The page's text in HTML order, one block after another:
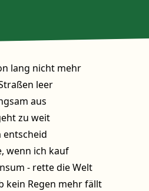
lang nicht mehr
leer
aus
zu weit
entscheid
wenn ich kauf
- rette die Welt
kein Regen mehr fällt